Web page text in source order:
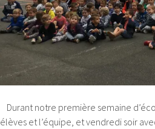
Durant notre première semaine
élèves et l’équipe, et vendredi soir